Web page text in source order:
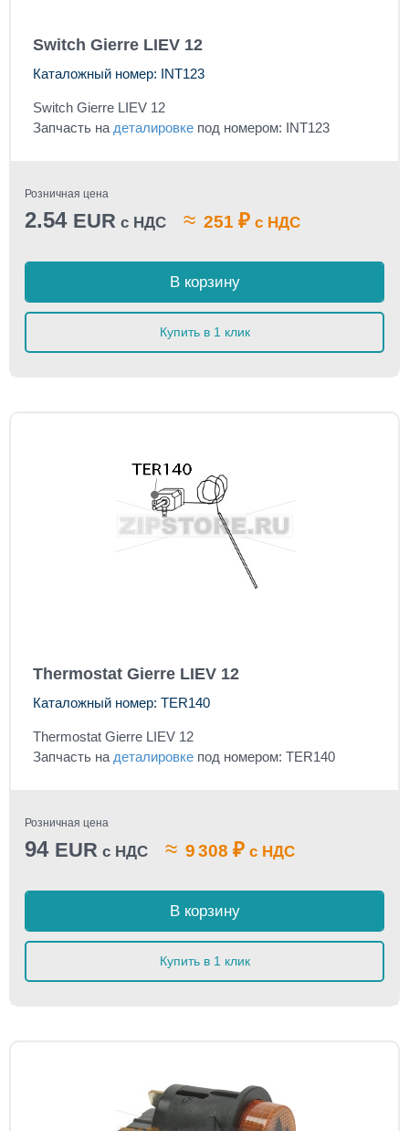
Switch Gierre LIEV 12
Каталожный номер: INT123
Switch Gierre LIEV 12
Запчасть на деталировке под номером: INT123
Розничная цена
2.54 EUR с НДС ≈ 251 ₽ с НДС
В корзину
Купить в 1 клик
Thermostat Gierre LIEV 12
Каталожный номер: TER140
Thermostat Gierre LIEV 12
Запчасть на деталировке под номером: TER140
Розничная цена
94 EUR с НДС ≈ 9 308 ₽ с НДС
В корзину
Купить в 1 клик